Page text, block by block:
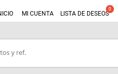
MI CUENTA LISTA DE DESEOS